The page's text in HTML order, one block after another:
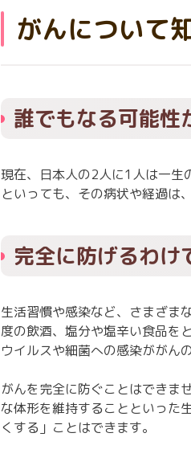
がんについて
誰でもなる可能性
現在、日本人の2人に1人は一生
といっても、その病状や経過は
完全に防げるわけ
生活習慣や感染など、さまざま
度の飲酒、塩分や塩辛い食品を
ウイルスや細菌への感染ががん
がんを完全に防ぐことはできま
な体形を維持することといった
くする」ことはできます。